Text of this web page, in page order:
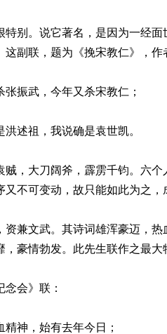
。说它著名，是因为一经面
这副联，题为《挽宋教仁》，作
振武，今年又杀宋教仁；
述祖，我说确是袁世凯。
大刀阔斧，霹雳千钧。六个
又不可变动，故只能如此为之，
文武。其诗词雄浑豪迈，热
，豪情勃发。此先生联作之最大
会》联：
神，始有去年今日；